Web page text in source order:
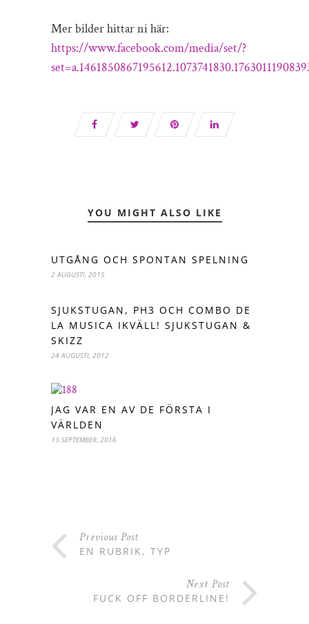
Mer bilder hittar ni här:
https://www.facebook.com/media/set/?
YOU MIGHT ALSO LIKE
UTGÅNG OCH SPONTAN SPELNING
2 AUGUSTI, 2015
SJUKSTUGAN, PH3 OCH COMBO DE
LA MUSICA IKVÄLL! SJUKSTUGAN &
SKIZZ
24 AUGUSTI, 2012
JAG VAR EN AV DE FÖRSTA I
VÄRLDEN
13 SEPTEMBER, 2016
Previous Post
EN RUBRIK, TYP
Next Post
FUCK OFF BORDERLINE!